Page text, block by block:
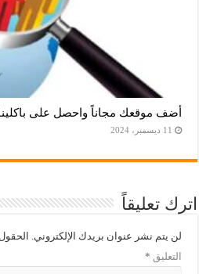
أضف موقعك مجاناً واحصل على
11 ديسمبر، 2024
اترك تعليقاً
لن يتم نشر عنوان بريدك الإلكتروني.
التعليق *